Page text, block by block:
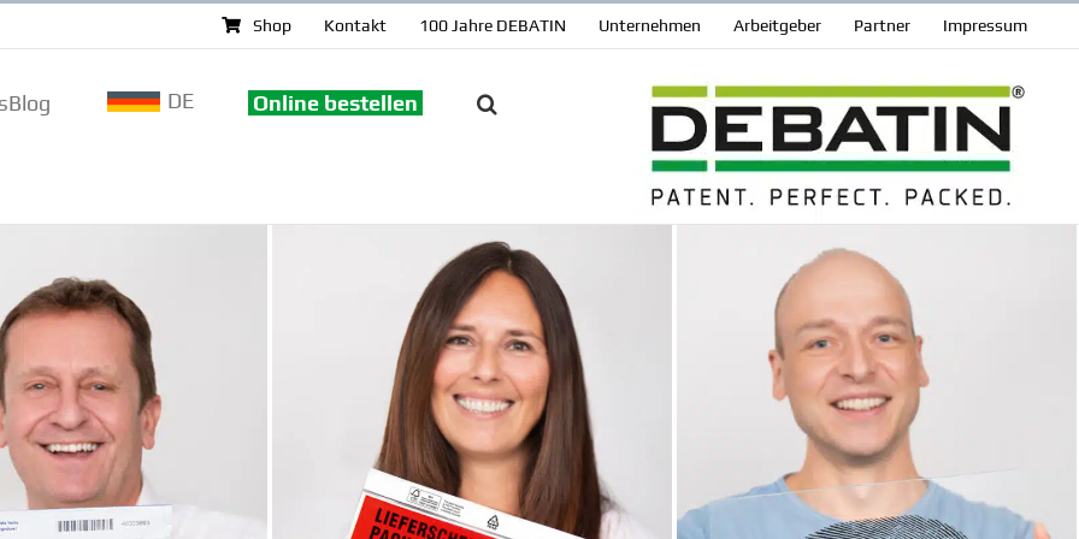
Shop Kontakt 100 Jahre DEBATIN Unter­nehmen Arbeit­geber Partner Impressum
DE Online bestellen